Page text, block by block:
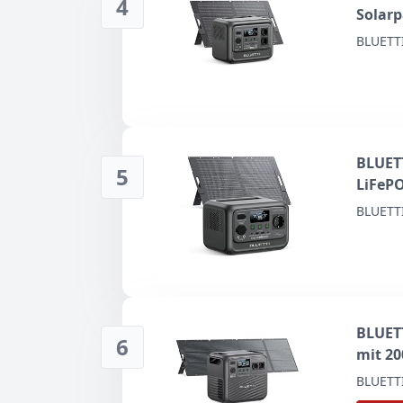
4
5
6
mit
Jahre